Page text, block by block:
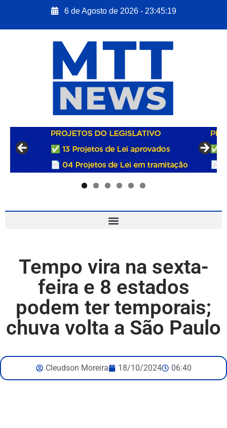
6 de Agosto de 2026 - 23:45:20
Tempo vira na sexta-
feira e 8 estados
podem ter temporais;
chuva volta a São Paulo
Cleudson Moreira 18/10/2024 06:40